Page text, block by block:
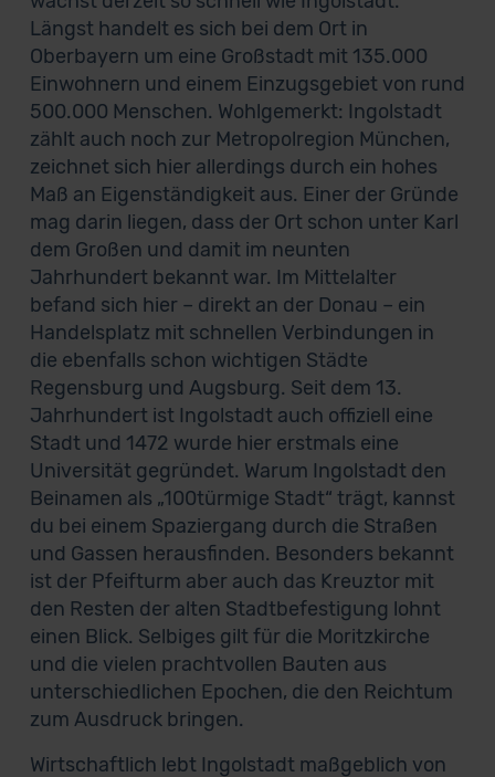
Längst handelt es sich bei dem Ort in
Oberbayern um eine Großstadt mit 135.000
Einwohnern und einem Einzugsgebiet von rund
500.000 Menschen. Wohlgemerkt: Ingolstadt
zählt auch noch zur Metropolregion München,
zeichnet sich hier allerdings durch ein hohes
Maß an Eigenständigkeit aus. Einer der Gründe
mag darin liegen, dass der Ort schon unter Karl
dem Großen und damit im neunten
Jahrhundert bekannt war. Im Mittelalter
befand sich hier – direkt an der Donau – ein
Handelsplatz mit schnellen Verbindungen in
die ebenfalls schon wichtigen Städte
Regensburg und Augsburg. Seit dem 13.
Jahrhundert ist Ingolstadt auch offiziell eine
Stadt und 1472 wurde hier erstmals eine
Universität gegründet. Warum Ingolstadt den
Beinamen als „100türmige Stadt“ trägt, kannst
du bei einem Spaziergang durch die Straßen
und Gassen herausfinden. Besonders bekannt
ist der Pfeifturm aber auch das Kreuztor mit
den Resten der alten Stadtbefestigung lohnt
einen Blick. Selbiges gilt für die Moritzkirche
und die vielen prachtvollen Bauten aus
unterschiedlichen Epochen, die den Reichtum
zum Ausdruck bringen.
Wirtschaftlich lebt Ingolstadt maßgeblich von